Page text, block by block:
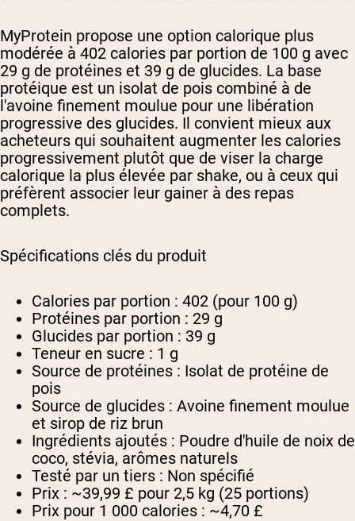
MyProtein propose une option calorique plus
modérée à 402 calories par portion de 100 g avec
29 g de protéines et 39 g de glucides. La base
protéique est un isolat de pois combiné à de
l'avoine finement moulue pour une libération
progressive des glucides. Il convient mieux aux
acheteurs qui souhaitent augmenter les calories
progressivement plutôt que de viser la charge
calorique la plus élevée par shake, ou à ceux qui
préfèrent associer leur gainer à des repas
complets.
Spécifications clés du produit
Calories par portion : 402 (pour 100 g)
Protéines par portion : 29 g
Glucides par portion : 39 g
Teneur en sucre : 1 g
Source de protéines : Isolat de protéine de
pois
Source de glucides : Avoine finement moulue
et sirop de riz brun
Ingrédients ajoutés : Poudre d'huile de noix de
coco, stévia, arômes naturels
Testé par un tiers : Non spécifié
Prix : ~39,99 £ pour 2,5 kg (25 portions)
Prix pour 1 000 calories : ~4,70 £